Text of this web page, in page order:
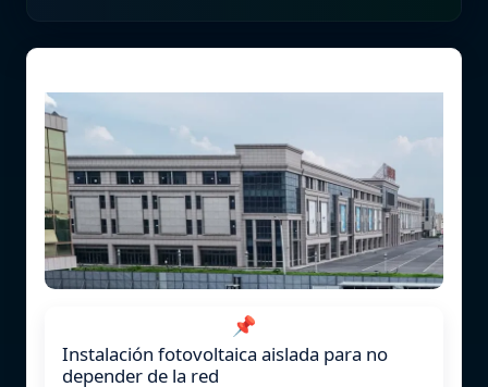
📌
Instalación fotovoltaica aislada para no
depender de la red